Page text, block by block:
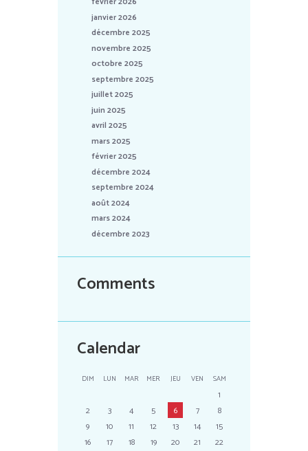
janvier 2026
décembre 2025
novembre 2025
octobre 2025
septembre 2025
juillet 2025
juin 2025
avril 2025
mars 2025
février 2025
décembre 2024
septembre 2024
août 2024
mars 2024
décembre 2023
Comments
Calendar
DIM LUN MAR MER JEU VEN SAM
1
2
3 4 5 6 7
8
9
10 11 12 13 14
15
16
17 18 19 20 21
22